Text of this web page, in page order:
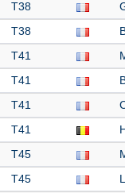
T38
T38
T41
T41
T41
T41
T45
T45